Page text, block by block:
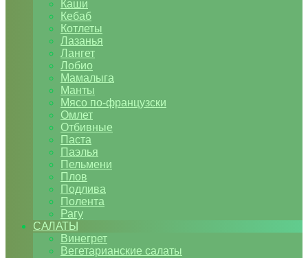
Каши
Кебаб
Котлеты
Лазанья
Лангет
Лобио
Мамалыга
Манты
Мясо по-французски
Омлет
Отбивные
Паста
Паэлья
Пельмени
Плов
Подлива
Полента
Рагу
САЛАТЫ
Винегрет
Вегетарианские салаты